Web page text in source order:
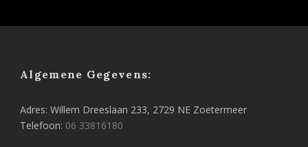
Algemene Gegevens:
Adres: Willem Dreeslaan 233, 2729 NE Zoetermeer
Telefoon: 06 33816180